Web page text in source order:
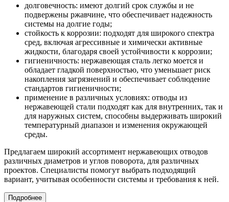
долговечность: имеют долгий срок службы и не
подвержены ржавчине, что обеспечивает надежность
системы на долгие годы;
стойкость к коррозии: подходят для широкого спектра
сред, включая агрессивные и химически активные
жидкости, благодаря своей устойчивости к коррозии;
гигиеничность: нержавеющая сталь легко моется и
обладает гладкой поверхностью, что уменьшает риск
накопления загрязнений и обеспечивает соблюдение
стандартов гигиеничности;
применение в различных условиях: отводы из
нержавеющей стали подходят как для внутренних, так и
для наружных систем, способны выдерживать широкий
температурный диапазон и изменения окружающей
среды.
Предлагаем широкий ассортимент нержавеющих отводов
различных диаметров и углов поворота, для различных
проектов. Специалисты помогут выбрать подходящий
вариант, учитывая особенности системы и требования к ней.
Подробнее